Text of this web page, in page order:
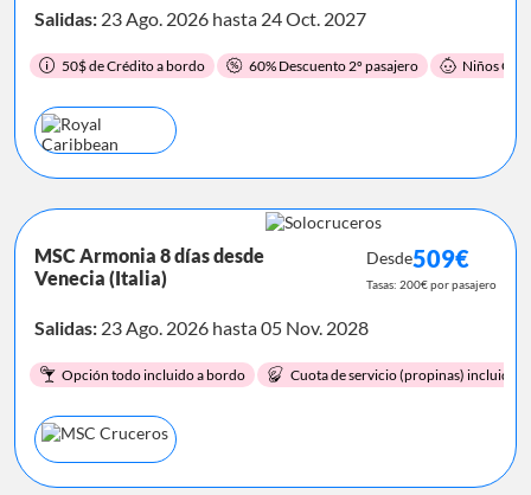
Salidas: 23 Ago. 2026 hasta 24 Oct. 2027
50$ de Crédito a bordo 60% Descuento 2º pasajero Niños
MSC Armonia 8 días desde
Venecia (Italia)
Desde509€
Tasas: 200€ por pasajero
Salidas: 23 Ago. 2026 hasta 05 Nov. 2028
Opción todo incluido a bordo Cuota de servicio (propinas) incluida.